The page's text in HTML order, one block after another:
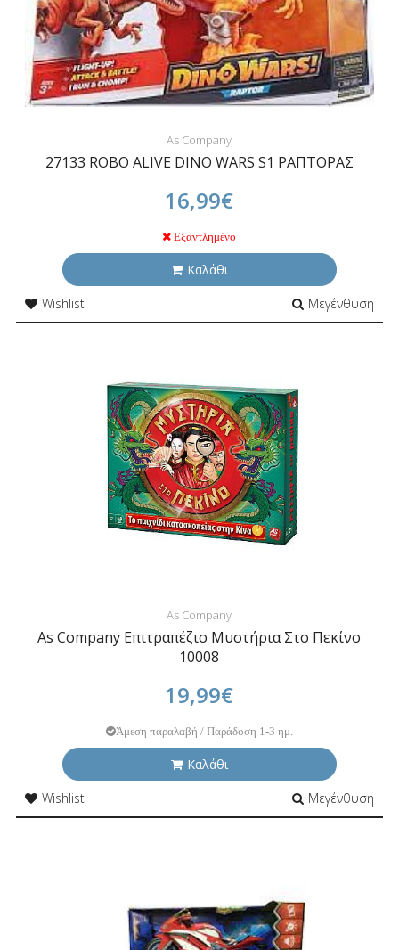
As Company
27133 ROBO ALIVE DINO WARS S1 ΡΑΠΤΟΡΑΣ
16,99€
Εξαντλημένο
Καλάθι
Wishlist
Μεγένθυση
As Company
As Company Επιτραπέζιο Μυστήρια Στο Πεκίνο
10008
19,99€
Άμεση παραλαβή / Παράδοση 1-3 ημ.
Καλάθι
Wishlist
Μεγένθυση